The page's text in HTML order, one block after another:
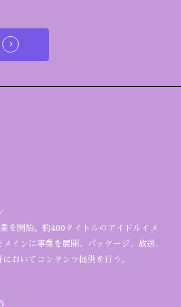
を開始。約400タイトルのアイドルイメ
インに事業を展開。パッケージ、放送、
おいてコンテンツ提供を行う。